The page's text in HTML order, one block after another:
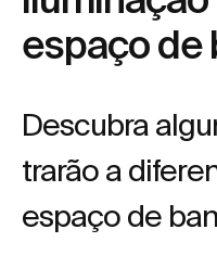
espaço de
Descubra
trarão a
espaço de